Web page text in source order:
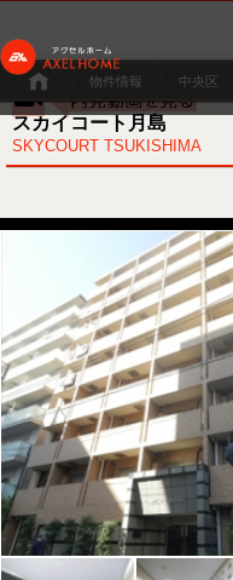
物件情報 中央区
スカイコート月島
SKYCOURT TSUKISHIMA